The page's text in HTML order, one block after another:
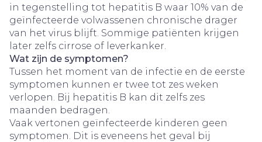
in tegenstelling tot hepatitis B waar 10% van de
geïnfecteerde volwassenen chronische drager
van het virus blijft. Sommige patiënten krijgen
later zelfs cirrose of leverkanker.
Wat zijn de symptomen?
Tussen het moment van de infectie en de eerste
symptomen kunnen er twee tot zes weken
verlopen. Bij hepatitis B kan dit zelfs zes
maanden bedragen.
Vaak vertonen geïnfecteerde kinderen geen
symptomen. Dit is eveneens het geval bij